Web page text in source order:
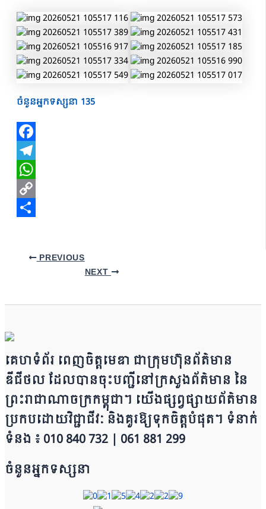
ចំនួនអ្នកទស្សនា 135
Facebook
Telegram
WhatsApp
Copy
PREVIOUS
NEXT
គេហទំព័រ ពេញចិត្តមេឌា ជា​ក្រុ​​​​​ម​​​ហ៊ុន​ព័ត៌មាន​
ឌីជីថល ដែ​លបា​ន​​ចុះបញ្ជីនៅក្រសួងព័ត៌មាន នៃ​​​​
ព្រះរាជាណាចក្រ​ក​ម្ពុជា។ យើ​ង​​​​​ផ្សព្វផ្សាយព័​ត៌​មា​​​​ន
ប្រក​ប​ដោ​​​​​​យ​វិជ្ជាជីវៈ និ​ងគួរ​ឱ្យ​ទុកចិត្ត​បំ​ផុត។ ទំនាក់
ទំនង ៖ 010 840 732 | 0​​​​​61 881 299
ចំនួនអ្នកទស្សនា